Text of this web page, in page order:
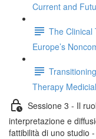
Current and
The Clinical
Europe’s
Therapy
Sessione 3 - Il
interpretazione e
fattibilità di uno studio